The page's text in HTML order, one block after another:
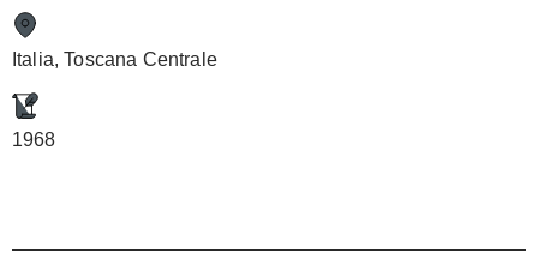
Italia, Toscana Centrale
1968